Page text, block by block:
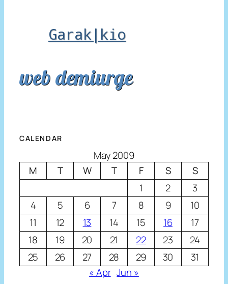
Garak|kio
web demiurge
CALENDAR
May 2009
M
T W T F S
S
1
2
3
4
5 6 7 8 9
10
11
12 13 14 15 16
17
18
19 20 21 22 23
24
25
26 27 28 29 30
31
« Apr Jun »